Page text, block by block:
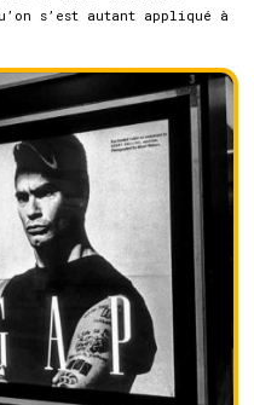
s’est autant appliqué à